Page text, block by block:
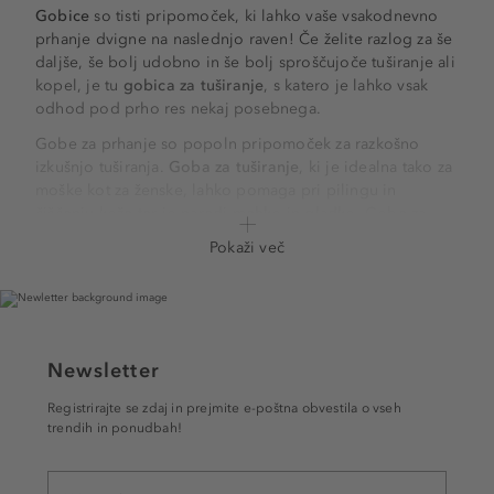
Gobice so tisti pripomoček, ki lahko vaše vsakodnevno
prhanje dvigne na naslednjo raven! Če želite razlog za še
daljše, še bolj udobno in še bolj sproščujoče tuširanje ali
kopel, je tu gobica za tuširanje, s katero je lahko vsak
odhod pod prho res nekaj posebnega.
Gobe za prhanje so popoln pripomoček za razkošno
Goba za tuširanje
prhanje so odlične za tiste, ki imate suho kožo, saj lahko
preprečiti akne in ogrce, saj s kože odstranjuje bakterije
NEŽEN DOTIK IN TEMELJITA ČISTOČA
Romantika se pogosto izraža z nežnimi dotiki. Prav to pa
vam lahko nudi prava gobica!
trenutkov, s katerimi si lahko pričarate pravi spa tretma kar
Pokaži več
Newsletter
Registrirajte se zdaj in prejmite e-poštna obvestila o vseh
trendih in ponudbah!